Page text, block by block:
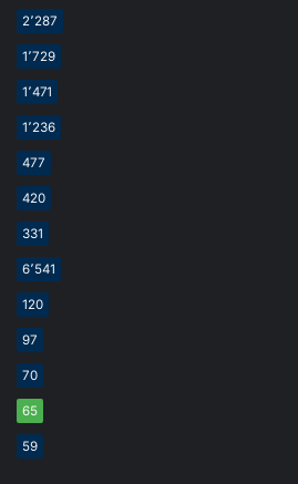
2٬287
1٬729
1٬471
1٬236
477
420
331
6٬541
120
97
70
65
59